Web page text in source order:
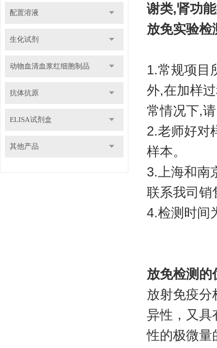
配置溶液
生化试剂
动物血清血浆红细胞制品
抗体抗原
ELISA试剂盒
其他产品
谢类,肾功
放免实验检
1.常规项目
外,在加样
常情况下,
2.老师好对
样本。
3.上海和南
联系我司销
4.检测时间
放免检测的
放射免疫分
异性，又具
性的极微量